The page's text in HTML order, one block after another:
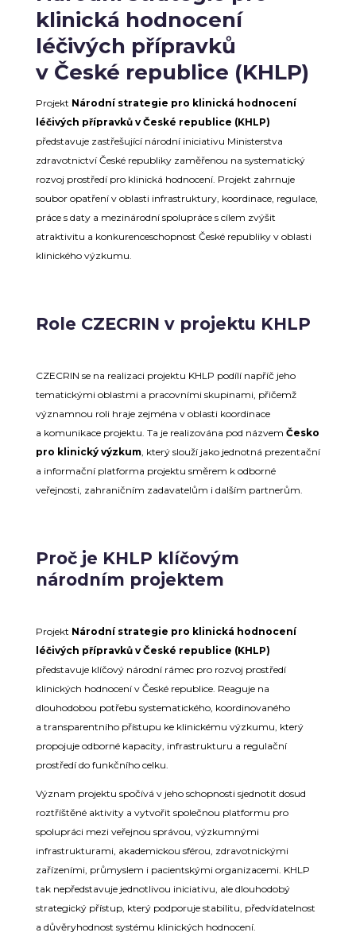
klinická hodnocení
léčivých přípravků
v České republice (KHLP)
Projekt Národní strategie pro klinická hodnocení
léčivých přípravků v České republice (KHLP)
představuje zastřešující národní iniciativu Ministerstva
zdravotnictví České republiky zaměřenou na systematický
rozvoj prostředí pro klinická hodnocení. Projekt zahrnuje
soubor opatření v oblasti infrastruktury, koordinace, regulace,
práce s daty a mezinárodní spolupráce s cílem zvýšit
atraktivitu a konkurenceschopnost České republiky v oblasti
klinického výzkumu.
Role CZECRIN v projektu KHLP
CZECRIN se na realizaci projektu KHLP podílí napříč jeho
tematickými oblastmi a pracovními skupinami, přičemž
významnou roli hraje zejména v oblasti koordinace
a komunikace projektu. Ta je realizována pod názvem Česko
pro klinický výzkum, který slouží jako jednotná prezentační
a informační platforma projektu směrem k odborné
veřejnosti, zahraničním zadavatelům i dalším partnerům.
Proč je KHLP klíčovým
národním projektem
Projekt Národní strategie pro klinická hodnocení
léčivých přípravků v České republice (KHLP)
představuje klíčový národní rámec pro rozvoj prostředí
klinických hodnocení v České republice. Reaguje na
dlouhodobou potřebu systematického, koordinovaného
a transparentního přístupu ke klinickému výzkumu, který
propojuje odborné kapacity, infrastrukturu a regulační
prostředí do funkčního celku.
Význam projektu spočívá v jeho schopnosti sjednotit dosud
roztříštěné aktivity a vytvořit společnou platformu pro
spolupráci mezi veřejnou správou, výzkumnými
infrastrukturami, akademickou sférou, zdravotnickými
zařízeními, průmyslem i pacientskými organizacemi. KHLP
tak nepředstavuje jednotlivou iniciativu, ale dlouhodobý
strategický přístup, který podporuje stabilitu, předvídatelnost
a důvěryhodnost systému klinických hodnocení.